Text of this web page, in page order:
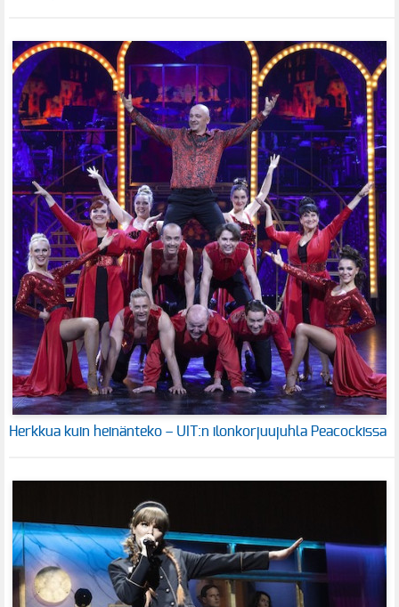
Herkkua kuin heinänteko – UIT:n ilonkorjuujuhla Peacockissa